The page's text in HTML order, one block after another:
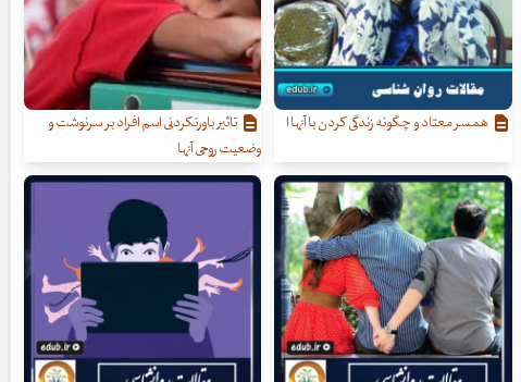
همسر معتاد و چگونه زندگی کردن با آنها ا
تاثیر باورنکردنی اسم افراد بر سرنوشت و
وضعیت روحی آنها